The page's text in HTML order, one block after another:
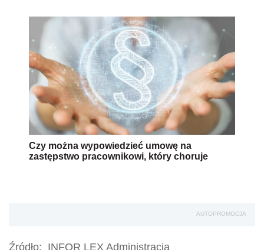
Czy można wypowiedzieć umowę na
zastępstwo pracownikowi, który choruje
AUTOPROMOCJA
Źródło: INFOR LEX Administracja